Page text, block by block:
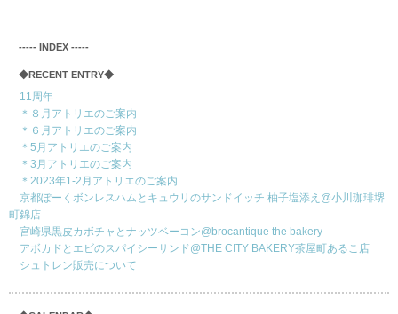
‐‐‐‐‐ INDEX ‐‐‐‐‐
◆RECENT ENTRY◆
11周年
＊８月アトリエのご案内
＊６月アトリエのご案内
＊5月アトリエのご案内
＊3月アトリエのご案内
＊2023年1-2月アトリエのご案内
京都ぽーくボンレスハムとキュウリのサンドイッチ 柚子塩添え@小川珈琲堺
町錦店
宮崎県黒皮カボチャとナッツベーコン@brocantique the bakery
アボカドとエビのスパイシーサンド@THE CITY BAKERY茶屋町あるこ店
シュトレン販売について